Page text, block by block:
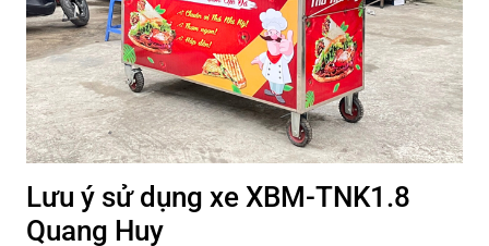
Lưu ý sử dụng xe XBM-TNK1.8
Quang Huy